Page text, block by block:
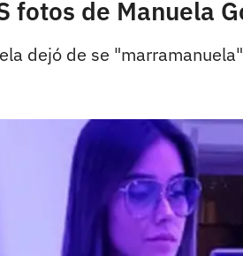
fotos de Manuela
dejó de se